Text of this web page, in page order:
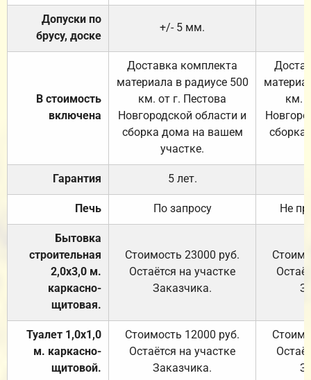
Допуски по
брусу, доске
+/- 5 мм.
В стоимость
включена
Доставка комплекта
материала в радиусе 500
км. от г. Пестова
Новгородской области и
сборка дома на вашем
участке.
км.
Гарантия 5 лет.
Печь По запросу Не
Бытовка
строительная
2,0х3,0 м.
каркасно-
щитовая.
Стоимость 23000 руб.
Остаётся на участке
Заказчика.
Туалет 1,0х1,0
м. каркасно-
щитовой.
Стоимость 12000 руб.
Остаётся на участке
Заказчика.